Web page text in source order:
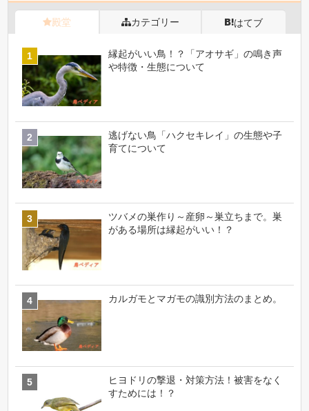
殿堂 カテゴリー はてブ
縁起がいい鳥！？「アオサギ」の鳴き声
や特徴・生態について
逃げない鳥「ハクセキレイ」の生態や子
育てについて
ツバメの巣作り～産卵～巣立ちまで。巣
がある場所は縁起がいい！？
カルガモとマガモの識別方法のまとめ。
ヒヨドリの撃退・対策方法！被害をなく
すためには！？